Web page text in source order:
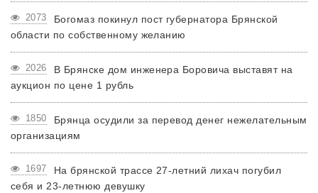
2073
Богомаз покинул пост губернатора Брянской
области по собственному желанию
2026
В Брянске дом инженера Боровича выставят на
аукцион по цене 1 рубль
1850
Брянца осудили за перевод денег нежелательным
организациям
1697
На брянской трассе 27-летний лихач погубил
себя и 23-летнюю девушку